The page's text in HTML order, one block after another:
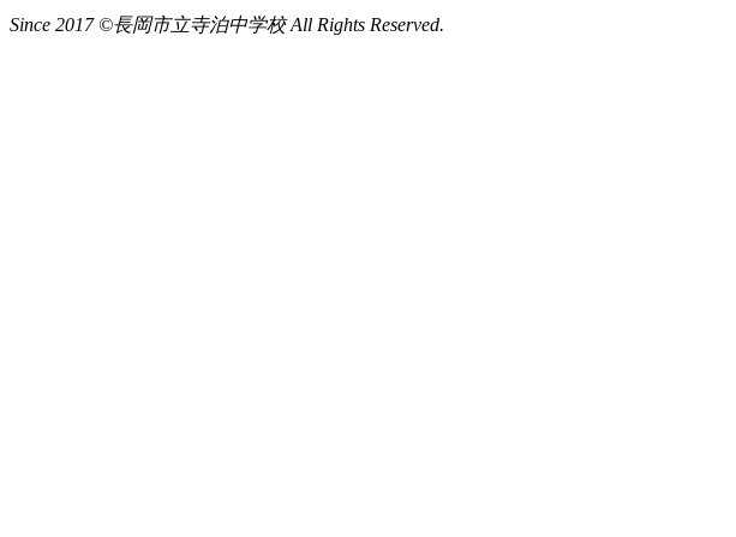
Since 2017 ©長岡市立寺泊中学校 All Rights Reserved.